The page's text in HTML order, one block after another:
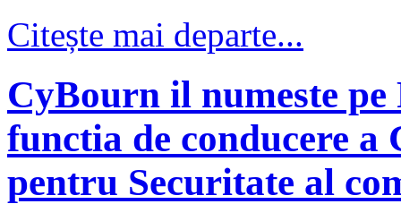
Citește mai departe...
CyBourn il numeste
functia de conducere
pentru Securitate al